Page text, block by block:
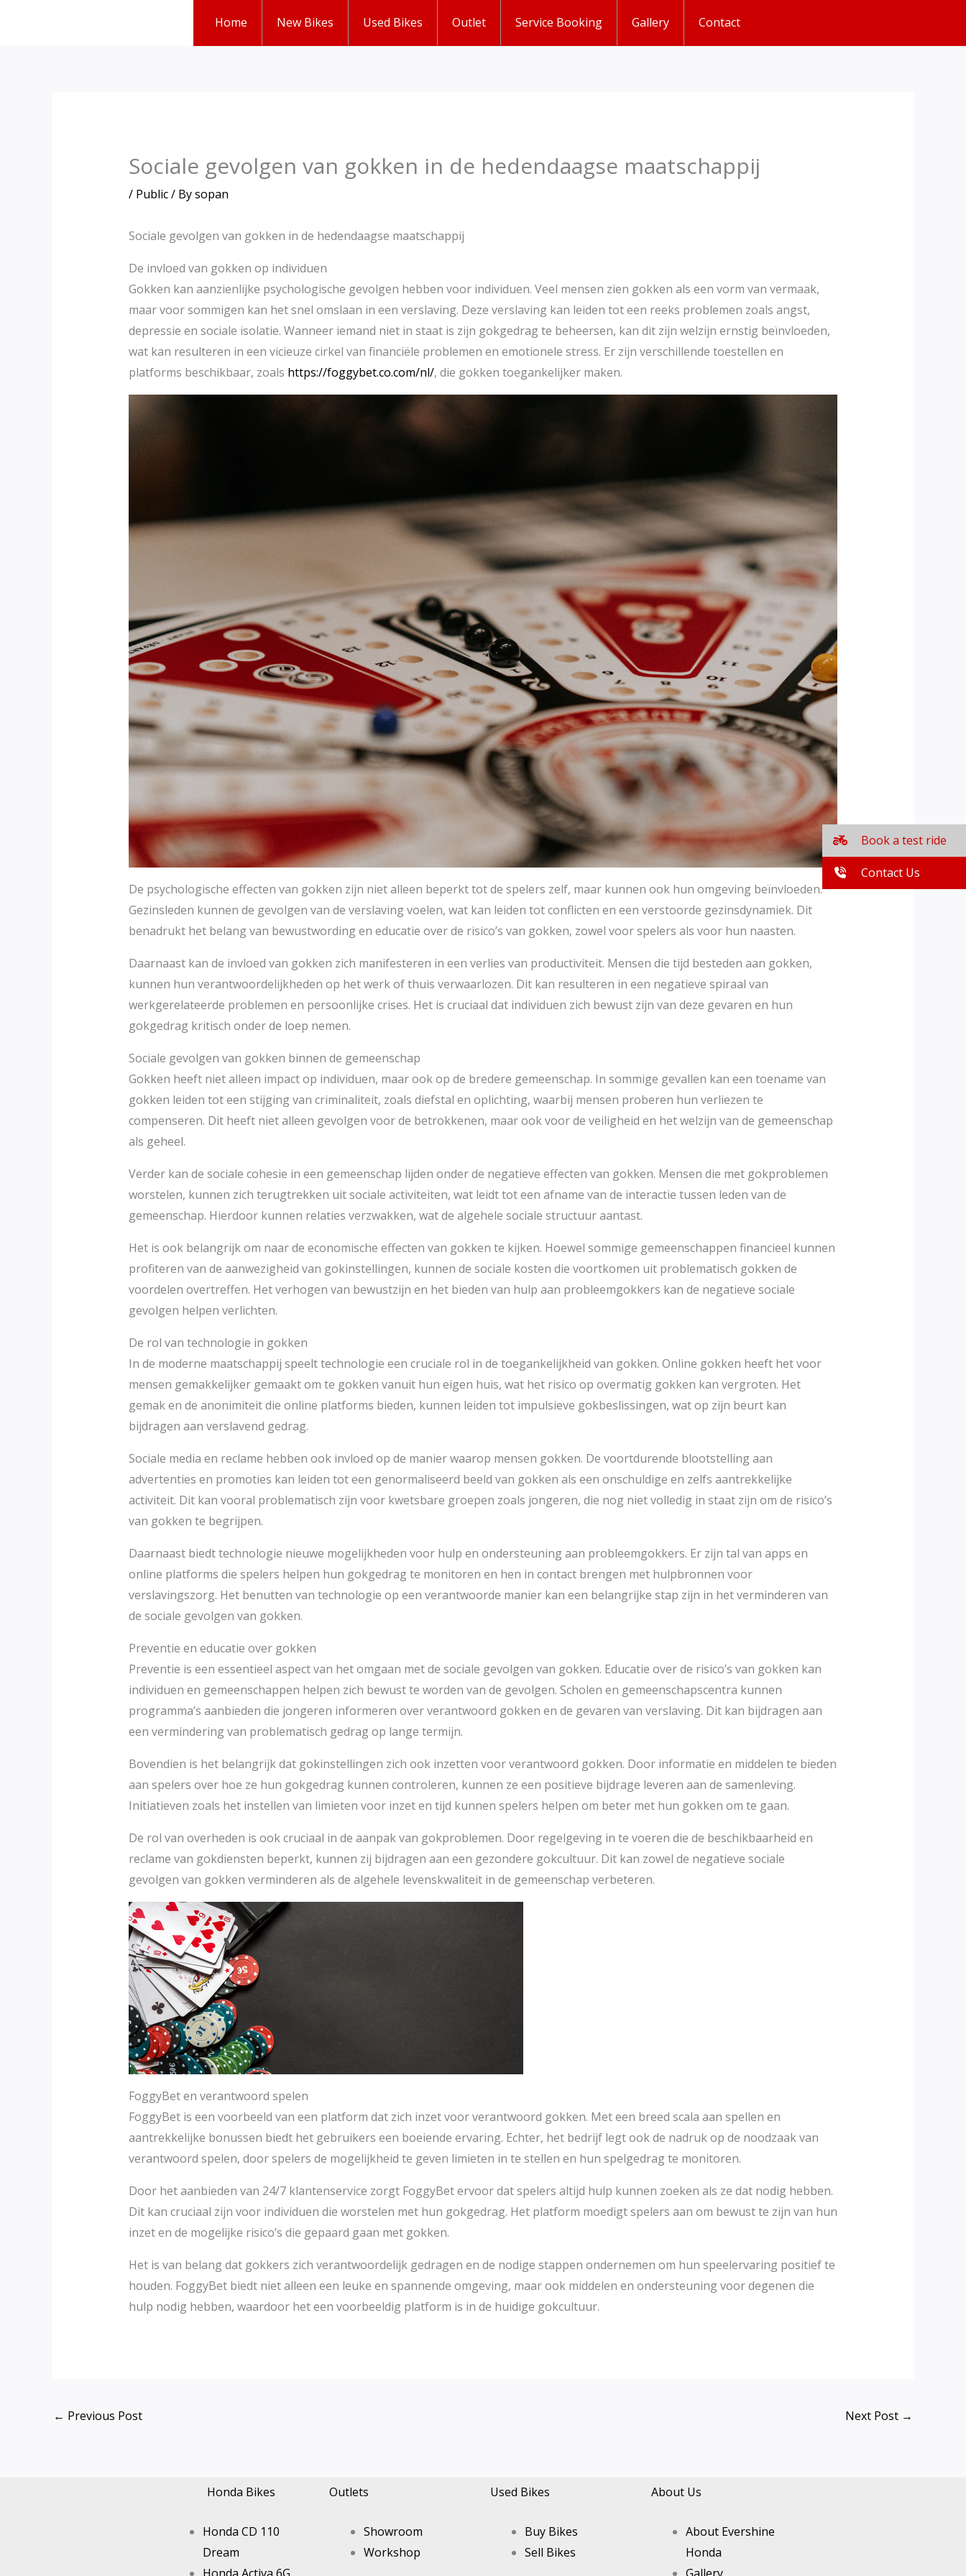
Home New Bikes Used Bikes Outlet Service Booking Gallery Contact
Sociale gevolgen van gokken in de hedendaagse maatschappij
/ Public/ Bysopan
Sociale gevolgen van gokken in de hedendaagse maatschappij
De invloed van gokken op individuen
Gokken kan aanzienlijke psychologische gevolgen hebben voor individuen. Veel mensen zien gokken als een vorm van vermaak,
maar voor sommigen kan het snel omslaan in een verslaving. Deze verslaving kan leiden tot een reeks problemen zoals angst,
depressie en sociale isolatie. Wanneer iemand niet in staat is zijn gokgedrag te beheersen, kan dit zijn welzijn ernstig beïnvloeden,
wat kan resulteren in een vicieuze cirkel van financiële problemen en emotionele stress. Er zijn verschillende toestellen en
platforms beschikbaar, zoals https://foggybet.co.com/nl/, die gokken toegankelijker maken.
De psychologische effecten van gokken zijn niet alleen beperkt tot de spelers zelf, maar kunnen ook hun omgeving beïnvloeden.
Gezinsleden kunnen de gevolgen van de verslaving voelen, wat kan leiden tot conflicten en een verstoorde gezinsdynamiek. Dit
benadrukt het belang van bewustwording en educatie over de risico’s van gokken, zowel voor spelers als voor hun naasten.
Daarnaast kan de invloed van gokken zich manifesteren in een verlies van productiviteit. Mensen die tijd besteden aan gokken,
kunnen hun verantwoordelijkheden op het werk of thuis verwaarlozen. Dit kan resulteren in een negatieve spiraal van
werkgerelateerde problemen en persoonlijke crises. Het is cruciaal dat individuen zich bewust zijn van deze gevaren en hun
gokgedrag kritisch onder de loep nemen.
Sociale gevolgen van gokken binnen de gemeenschap
Gokken heeft niet alleen impact op individuen, maar ook op de bredere gemeenschap. In sommige gevallen kan een toename van
gokken leiden tot een stijging van criminaliteit, zoals diefstal en oplichting, waarbij mensen proberen hun verliezen te
compenseren. Dit heeft niet alleen gevolgen voor de betrokkenen, maar ook voor de veiligheid en het welzijn van de gemeenschap
als geheel.
Verder kan de sociale cohesie in een gemeenschap lijden onder de negatieve effecten van gokken. Mensen die met gokproblemen
worstelen, kunnen zich terugtrekken uit sociale activiteiten, wat leidt tot een afname van de interactie tussen leden van de
gemeenschap. Hierdoor kunnen relaties verzwakken, wat de algehele sociale structuur aantast.
Het is ook belangrijk om naar de economische effecten van gokken te kijken. Hoewel sommige gemeenschappen financieel kunnen
profiteren van de aanwezigheid van gokinstellingen, kunnen de sociale kosten die voortkomen uit problematisch gokken de
voordelen overtreffen. Het verhogen van bewustzijn en het bieden van hulp aan probleemgokkers kan de negatieve sociale
gevolgen helpen verlichten.
De rol van technologie in gokken
In de moderne maatschappij speelt technologie een cruciale rol in de toegankelijkheid van gokken. Online gokken heeft het voor
mensen gemakkelijker gemaakt om te gokken vanuit hun eigen huis, wat het risico op overmatig gokken kan vergroten. Het
gemak en de anonimiteit die online platforms bieden, kunnen leiden tot impulsieve gokbeslissingen, wat op zijn beurt kan
bijdragen aan verslavend gedrag.
Sociale media en reclame hebben ook invloed op de manier waarop mensen gokken. De voortdurende blootstelling aan
advertenties en promoties kan leiden tot een genormaliseerd beeld van gokken als een onschuldige en zelfs aantrekkelijke
activiteit. Dit kan vooral problematisch zijn voor kwetsbare groepen zoals jongeren, die nog niet volledig in staat zijn om de risico’s
van gokken te begrijpen.
Daarnaast biedt technologie nieuwe mogelijkheden voor hulp en ondersteuning aan probleemgokkers. Er zijn tal van apps en
online platforms die spelers helpen hun gokgedrag te monitoren en hen in contact brengen met hulpbronnen voor
verslavingszorg. Het benutten van technologie op een verantwoorde manier kan een belangrijke stap zijn in het verminderen van
de sociale gevolgen van gokken.
Preventie en educatie over gokken
Preventie is een essentieel aspect van het omgaan met de sociale gevolgen van gokken. Educatie over de risico’s van gokken kan
individuen en gemeenschappen helpen zich bewust te worden van de gevolgen. Scholen en gemeenschapscentra kunnen
programma’s aanbieden die jongeren informeren over verantwoord gokken en de gevaren van verslaving. Dit kan bijdragen aan
een vermindering van problematisch gedrag op lange termijn.
Bovendien is het belangrijk dat gokinstellingen zich ook inzetten voor verantwoord gokken. Door informatie en middelen te bieden
aan spelers over hoe ze hun gokgedrag kunnen controleren, kunnen ze een positieve bijdrage leveren aan de samenleving.
Initiatieven zoals het instellen van limieten voor inzet en tijd kunnen spelers helpen om beter met hun gokken om te gaan.
De rol van overheden is ook cruciaal in de aanpak van gokproblemen. Door regelgeving in te voeren die de beschikbaarheid en
reclame van gokdiensten beperkt, kunnen zij bijdragen aan een gezondere gokcultuur. Dit kan zowel de negatieve sociale
gevolgen van gokken verminderen als de algehele levenskwaliteit in de gemeenschap verbeteren.
FoggyBet en verantwoord spelen
FoggyBet is een voorbeeld van een platform dat zich inzet voor verantwoord gokken. Met een breed scala aan spellen en
aantrekkelijke bonussen biedt het gebruikers een boeiende ervaring. Echter, het bedrijf legt ook de nadruk op de noodzaak van
verantwoord spelen, door spelers de mogelijkheid te geven limieten in te stellen en hun spelgedrag te monitoren.
Door het aanbieden van 24/7 klantenservice zorgt FoggyBet ervoor dat spelers altijd hulp kunnen zoeken als ze dat nodig hebben.
Dit kan cruciaal zijn voor individuen die worstelen met hun gokgedrag. Het platform moedigt spelers aan om bewust te zijn van hun
inzet en de mogelijke risico’s die gepaard gaan met gokken.
Het is van belang dat gokkers zich verantwoordelijk gedragen en de nodige stappen ondernemen om hun speelervaring positief te
houden. FoggyBet biedt niet alleen een leuke en spannende omgeving, maar ook middelen en ondersteuning voor degenen die
hulp nodig hebben, waardoor het een voorbeeldig platform is in de huidige gokcultuur.
← Previous Post Next Post →
Honda Bikes
Honda CD 110
Dream
Outlets
Showroom
Workshop
Used Bikes
Buy Bikes
Sell Bikes
About Us
About Evershine
Honda
Book a test ride
Contact Us